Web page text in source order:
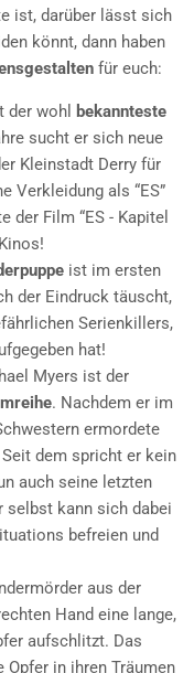
ist, darüber lässt sich
könnt, dann haben
für euch:
der wohl
bekannteste
sucht er sich neue
Kleinstadt Derry für
Verkleidung als “ES”
der Film “ES - Kapitel
ist im ersten
der Eindruck täuscht,
Serienkillers,
hat!
Myers ist der
. Nachdem er im
ermordete
dem spricht er kein
auch seine letzten
selbst kann sich dabei
befreien und
aus der
Hand eine lange,
aufschlitzt. Das
in ihren Träumen